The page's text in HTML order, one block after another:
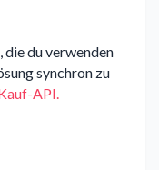
du verwenden
synchron zu
API.